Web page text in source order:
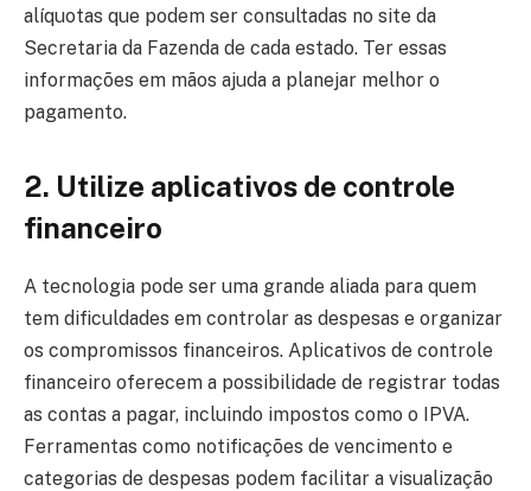
alíquotas que podem ser consultadas no site da
Secretaria da Fazenda de cada estado. Ter essas
informações em mãos ajuda a planejar melhor o
pagamento.
2. Utilize aplicativos de controle
financeiro
A tecnologia pode ser uma grande aliada para quem
tem dificuldades em controlar as despesas e organizar
os compromissos financeiros. Aplicativos de controle
financeiro oferecem a possibilidade de registrar todas
as contas a pagar, incluindo impostos como o IPVA.
Ferramentas como notificações de vencimento e
categorias de despesas podem facilitar a visualização